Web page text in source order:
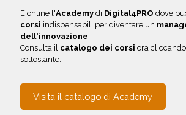
É online l'Academy di Digital4PRO dove
corsi indispensabili per diventare un
dell'innovazione!
Consulta il catalogo dei corsi ora
sottostante.
Visita il catalogo di Academy